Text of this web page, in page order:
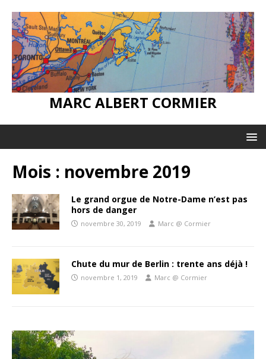
MARC ALBERT CORMIER
Mois : novembre 2019
Le grand orgue de Notre-Dame n’est pas
hors de danger
novembre 30, 2019 Marc @ Cormier
Chute du mur de Berlin : trente ans déjà !
novembre 1, 2019 Marc @ Cormier